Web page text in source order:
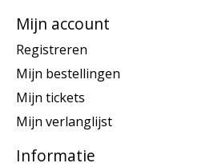
Mijn account
Registreren
Mijn bestellingen
Mijn tickets
Mijn verlanglijst
Informatie